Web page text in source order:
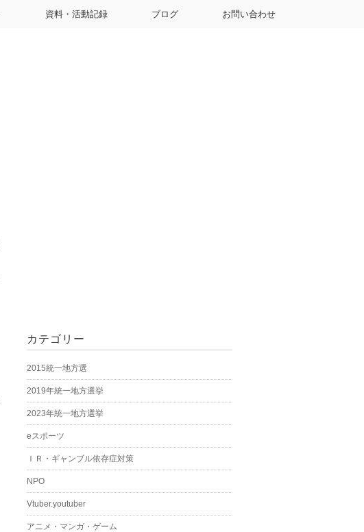
資料・活動記録 ブログ お問い合わせ
カテゴリー
2015統一地方選
2019年統一地方選挙
2023年統一地方選挙
eスポーツ
ＩＲ・ギャンブル依存症対策
NPO
Vtuber.youtuber
アニメ・マンガ・ゲーム